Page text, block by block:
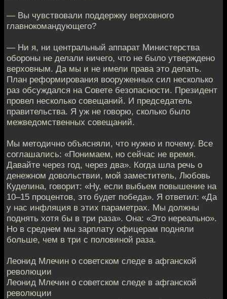
— Вы чувствовали поддержку верховного
главнокомандующего?
— Ни я, ни центральный аппарат Министерства
обороны не делали ничего, что не было утверждено
верховным. Да мы и не имели права это делать.
План реформирования вооруженных сил несколько
раз обсуждался на Совете безопасности. Президент
провел несколько совещаний. И председатель
правительства. Я уж не говорю, сколько было
межведомственных совещаний.
Мы методично объясняли, что нужно и почему. Все
соглашались: «Понимаем, но сейчас не время.
Давайте через год, через два». Когда шла речь о
денежном довольствии, мой заместитель, Любовь
Куделина, говорит: «Ну, если выбьем повышение на
10–15 процентов, это будет победа». Я ответил: «Да
у нас инфляция в этих параметрах. Мы должны
поднять хотя бы в три раза». Она: «Это нереально».
Но в среднем мы зарплату офицерам подняли
больше, чем в три с половиной раза.
Леонид Млечин о советском следе в афганской
революции
Леонид Млечин о советском следе в афганской
революции